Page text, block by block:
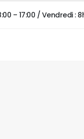
– 17:00 / Vendredi